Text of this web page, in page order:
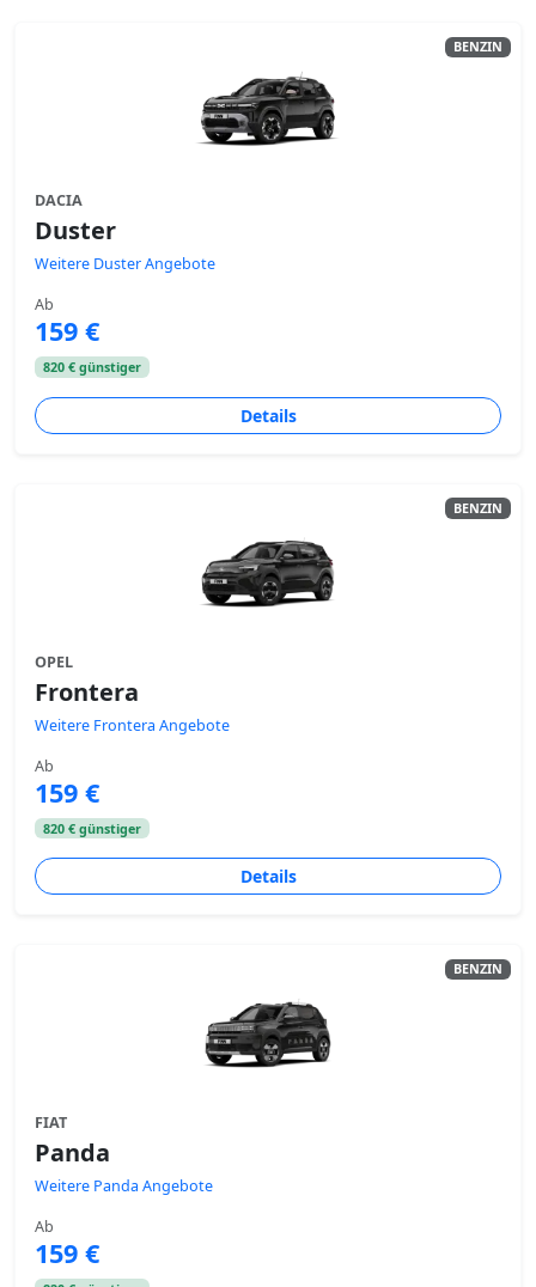
BENZIN
DACIA
Duster
Weitere Duster Angebote
Ab
159 €
820 € günstiger
Details
BENZIN
OPEL
Frontera
Weitere Frontera Angebote
Ab
159 €
820 € günstiger
Details
BENZIN
FIAT
Panda
Weitere Panda Angebote
Ab
159 €